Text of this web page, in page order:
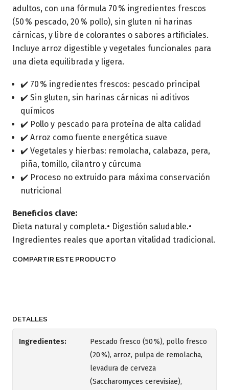
adultos, con una fórmula 70 % ingredientes frescos
(50 % pescado, 20 % pollo), sin gluten ni harinas
cárnicas, y libre de colorantes o sabores artificiales.
Incluye arroz digestible y vegetales funcionales para
una dieta equilibrada y ligera.
✔️ 70 % ingredientes frescos: pescado principal
✔️ Sin gluten, sin harinas cárnicas ni aditivos
químicos
✔️ Pollo y pescado para proteína de alta calidad
✔️ Arroz como fuente energética suave
✔️ Vegetales y hierbas: remolacha, calabaza, pera,
piña, tomillo, cilantro y cúrcuma
✔️ Proceso no extruido para máxima conservación
nutricional
Beneficios clave:
Dieta natural y completa.• Digestión saludable.•
Ingredientes reales que aportan vitalidad tradicional.
COMPARTIR ESTE PRODUCTO
DETALLES
Ingredientes:
Pescado fresco (50 %), pollo fresco
(20 %), arroz, pulpa de remolacha,
levadura de cerveza
(Saccharomyces cerevisiae),